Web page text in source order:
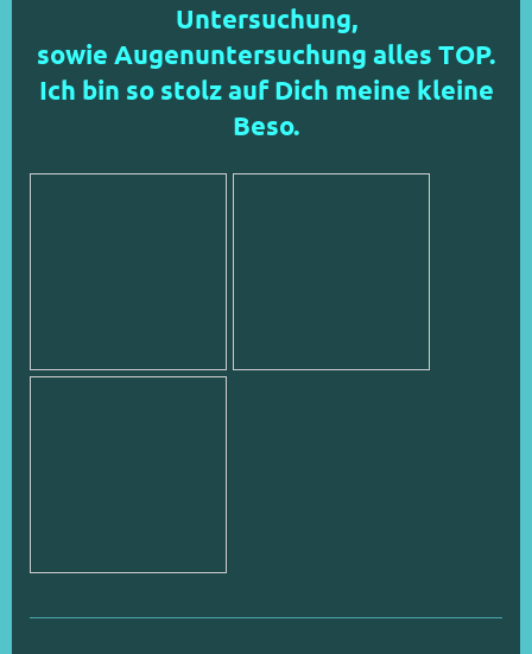
Untersuchung,
sowie Augenuntersuchung alles TOP.
Ich bin so stolz auf Dich meine kleine
Beso.